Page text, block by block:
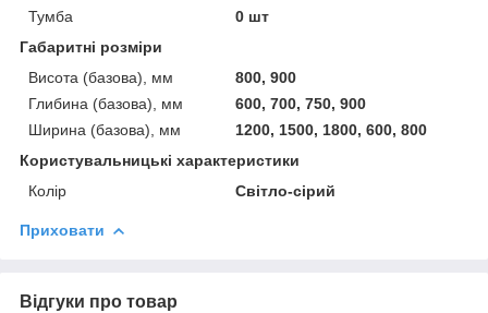
Тумба
0 шт
Габаритні розміри
Висота (базова), мм
800, 900
Глибина (базова), мм
600, 700, 750, 900
Ширина (базова), мм
1200, 1500, 1800, 600, 800
Користувальницькі характеристики
Колір
Світло-сірий
Приховати
Відгуки про товар